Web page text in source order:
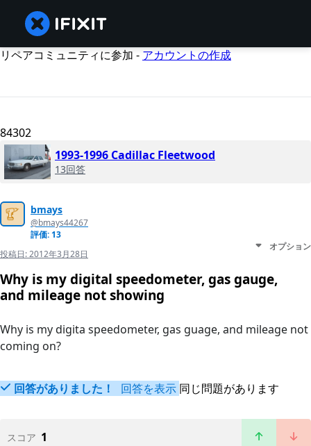
リペアコミュニティに参加 - アカウントの作成
84302
1993-1996 Cadillac Fleetwood
13回答
bmays
@bmays44267
評価: 13
投稿日:2012年3月28日
オプション
Why is my digital speedometer, gas gauge,
and mileage not showing
Why is my digita speedometer, gas guage, and mileage not
coming on?
回答がありました！ 回答を表示 同じ問題があります
スコア 1